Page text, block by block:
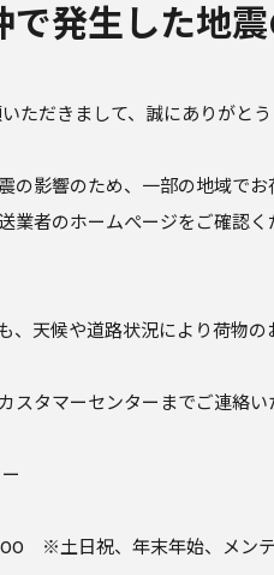
で発生した地
ただきまして、誠にありがとう
の影響のため、一部の地域でお
業者のホームぺージをご確認く
天候や道路状況により荷物の
スタマーセンターまでご連絡い
※土日祝、年末年始、メンテ